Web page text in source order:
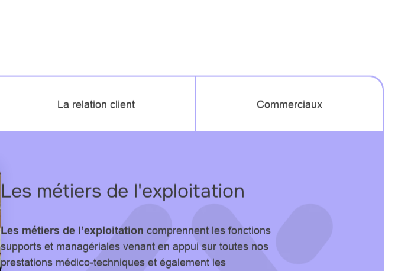
La relation client Commerciaux
Les métiers de l'exploitation
Les métiers de l’exploitation comprennent les fonctions
supports et managériales venant en appui sur toutes nos
prestations médico-techniques et également les